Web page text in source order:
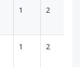
1 2
1 2